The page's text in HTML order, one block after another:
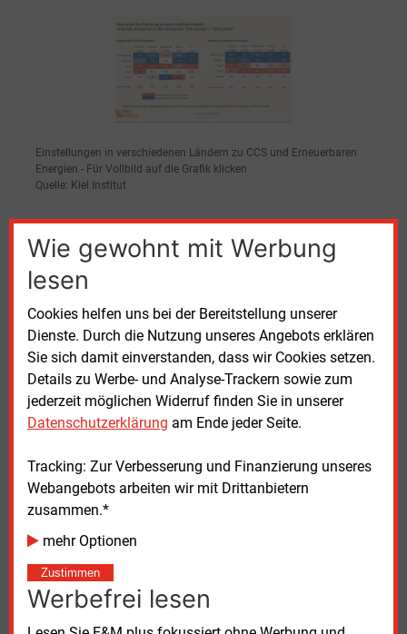
Wie gewohnt mit Werbung
lesen
Cookies helfen uns bei der Bereitstellung unserer
Dienste. Durch die Nutzung unseres Angebots erklären
Sie sich damit einverstanden, dass wir Cookies setzen.
Details zu Werbe- und Analyse-Trackern sowie zum
jederzeit möglichen Widerruf finden Sie in unserer
Datenschutzerklärung am Ende jeder Seite.
Tracking: Zur Verbesserung und Finanzierung unseres
Webangebots arbeiten wir mit Drittanbietern
zusammen.*
mehr Optionen
Zustimmen
Werbefrei lesen
Einstellungen in verschiedenen Ländern zu CCS und Erneuerbaren
Energien - Für Vollbild auf die Grafik klicken
Quelle: Kiel Institut
Über Erfahrungen aus der Unternehmenspraxis
Roschlau von der Beratungsorganisation Denkraum
Ost. Sie stellten Ergebnisse aus Bürgerdialogen vor,
die im Zusammenhang mit einem CCS-Vorhaben des
Zementwerks von Cemex in Rüdersdorf bei Berlin
durchgeführt wurden. Bei dem Projekt mit dem
Namen „CO2LLECT“ plant das Unternehmen, jährlich
Zementproduktion abzuscheiden.
Die Abscheidung soll mit einer Anlage des
Industriegaseherstellers Linde erfolgen.
Einsatz. Anschließend soll das CO2 per Bahn zu
einem Sammelpunkt an der Küste transportiert und
von dort zu geologischen Speicherstätten in der